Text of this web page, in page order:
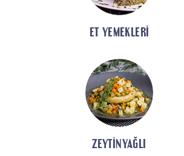
ET YEMEKLERI
ZEYTINYAĞLI